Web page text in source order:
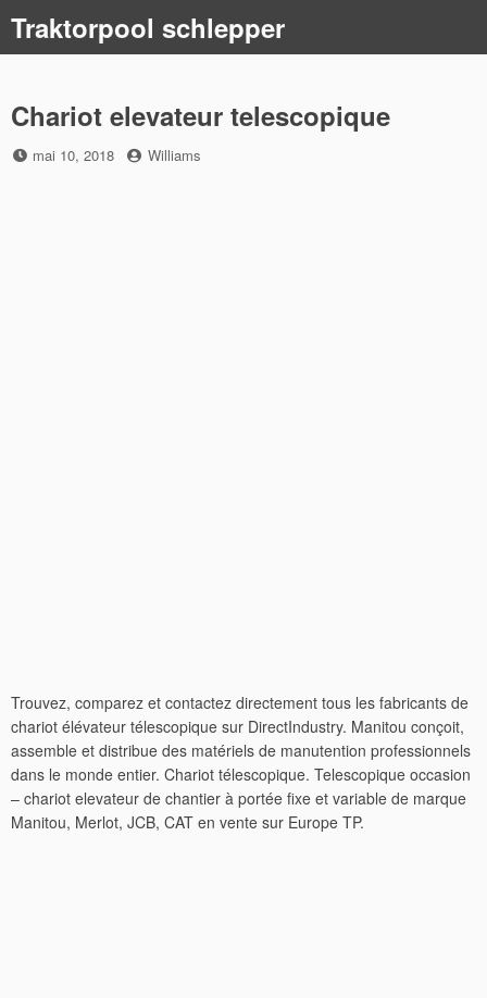
content
Traktorpool schlepper
Chariot elevateur telescopique
Posted
mai 10, 2018 by
Williams
Trouvez, comparez et contactez directement tous les fabricants de
chariot élévateur télescopique sur DirectIndustry. Manitou conçoit,
assemble et distribue des matériels de manutention professionnels
dans le monde entier. Chariot télescopique. Telescopique occasion
– chariot elevateur de chantier à portée fixe et variable de marque
Manitou, Merlot, JCB, CAT en vente sur Europe TP.